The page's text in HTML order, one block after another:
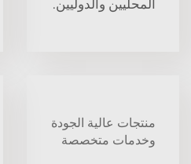
المحليين والدوليين.
منتجات عالية الجودة
وخدمات متخصصة